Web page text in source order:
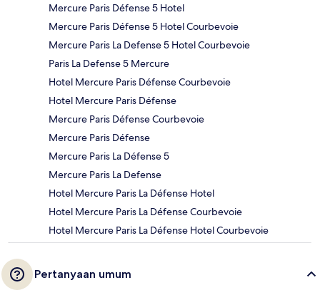
Mercure Paris Défense 5 Hotel
Mercure Paris Défense 5 Hotel Courbevoie
Mercure Paris La Defense 5 Hotel Courbevoie
Paris La Defense 5 Mercure
Hotel Mercure Paris Défense Courbevoie
Hotel Mercure Paris Défense
Mercure Paris Défense Courbevoie
Mercure Paris Défense
Mercure Paris La Défense 5
Mercure Paris La Defense
Hotel Mercure Paris La Défense Hotel
Hotel Mercure Paris La Défense Courbevoie
Hotel Mercure Paris La Défense Hotel Courbevoie
Pertanyaan umum